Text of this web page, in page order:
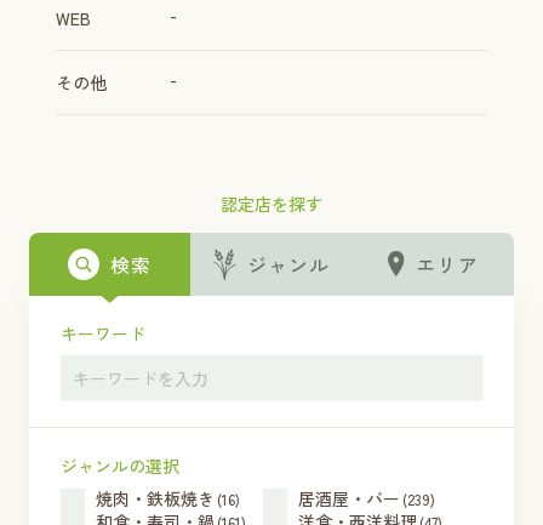
認定店を探す
検索 ジャンル エリア
キーワード
ジャンルの選択
焼肉・鉄板焼き (16) 居酒屋・バー (239)
WEB -
その他 -